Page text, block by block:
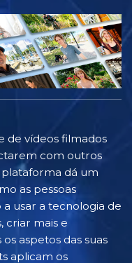
de vídeos filmados
com outros
plataforma dá um
as pessoas
usar a tecnologia de
criar mais e
aspetos das suas
aplicam os